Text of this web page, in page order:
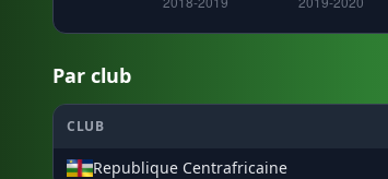
Par club
CLUB
Republique Centrafricaine